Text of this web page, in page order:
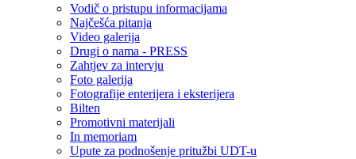
Vodič o pristupu informacijama
Najčešća pitanja
Video galerija
Drugi o nama - PRESS
Zahtjev za intervju
Foto galerija
Fotografije enterijera i eksterijera
Bilten
Promotivni materijali
In memoriam
Upute za podnošenje pritužbi UDT-u